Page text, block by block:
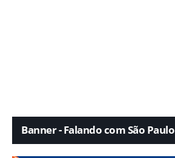
Banner - Falando com São Paulo